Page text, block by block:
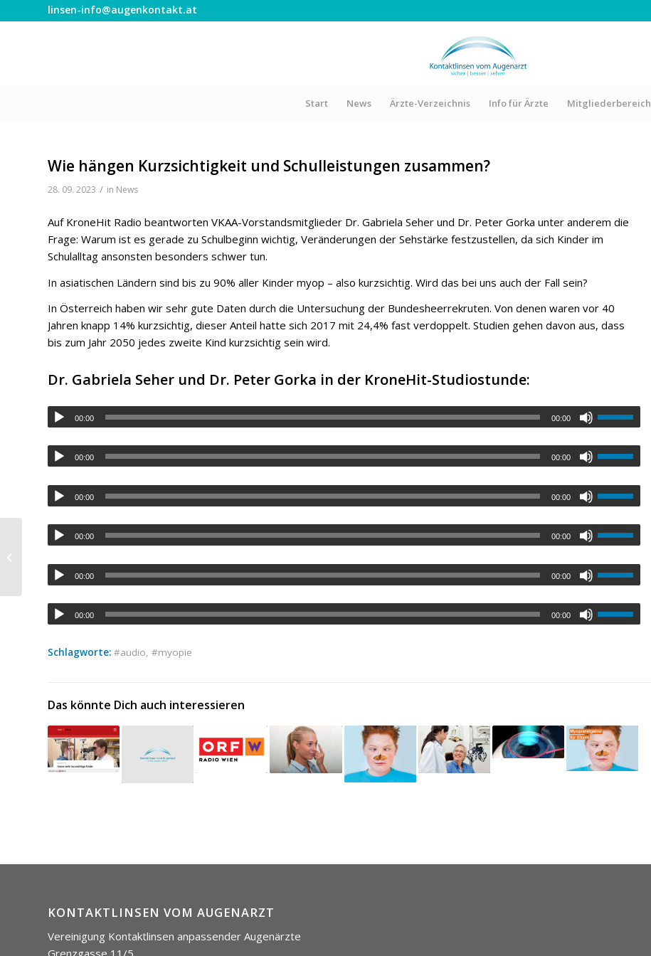
linsen-info@augenkontakt.at
Start News Ärzte-Verzeichnis Info für Ärzte Mitgliederbereich
Wie hängen Kurzsichtigkeit und Schulleistungen zusammen?
28. 09. 2023 / in News
Auf KroneHit Radio beantworten VKAA-Vorstandsmitglieder Dr. Gabriela Seher und Dr. Peter Gorka unter anderem die
Frage: Warum ist es gerade zu Schulbeginn wichtig, Veränderungen der Sehstärke festzustellen, da sich Kinder im
Schulalltag ansonsten besonders schwer tun.
In asiatischen Ländern sind bis zu 90% aller Kinder myop – also kurzsichtig. Wird das bei uns auch der Fall sein?
In Österreich haben wir sehr gute Daten durch die Untersuchung der Bundesheerrekruten. Von denen waren vor 40
Jahren knapp 14% kurzsichtig, dieser Anteil hatte sich 2017 mit 24,4% fast verdoppelt. Studien gehen davon aus, dass
bis zum Jahr 2050 jedes zweite Kind kurzsichtig sein wird.
Dr. Gabriela Seher und Dr. Peter Gorka in der KroneHit-Studiostunde:
00:00 00:00
00:00 00:00
00:00 00:00
00:00 00:00
00:00 00:00
00:00 00:00
Schlagworte: audio, myopie
Das könnte Dich auch interessieren
KONTAKTLINSEN VOM AUGENARZT
Vereinigung Kontaktlinsen anpassender Augenärzte